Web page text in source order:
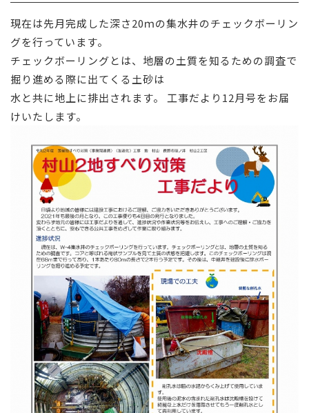
お問い合わせ
現在は先月完成した深さ20ｍの集水井のチェックボーリン
グを行っています。
チェックボーリングとは、地層の土質を知るための調査で
掘り進める際に出てくる土砂は
水と共に地上に排出されます。 工事だより12月号をお届
けいたします。